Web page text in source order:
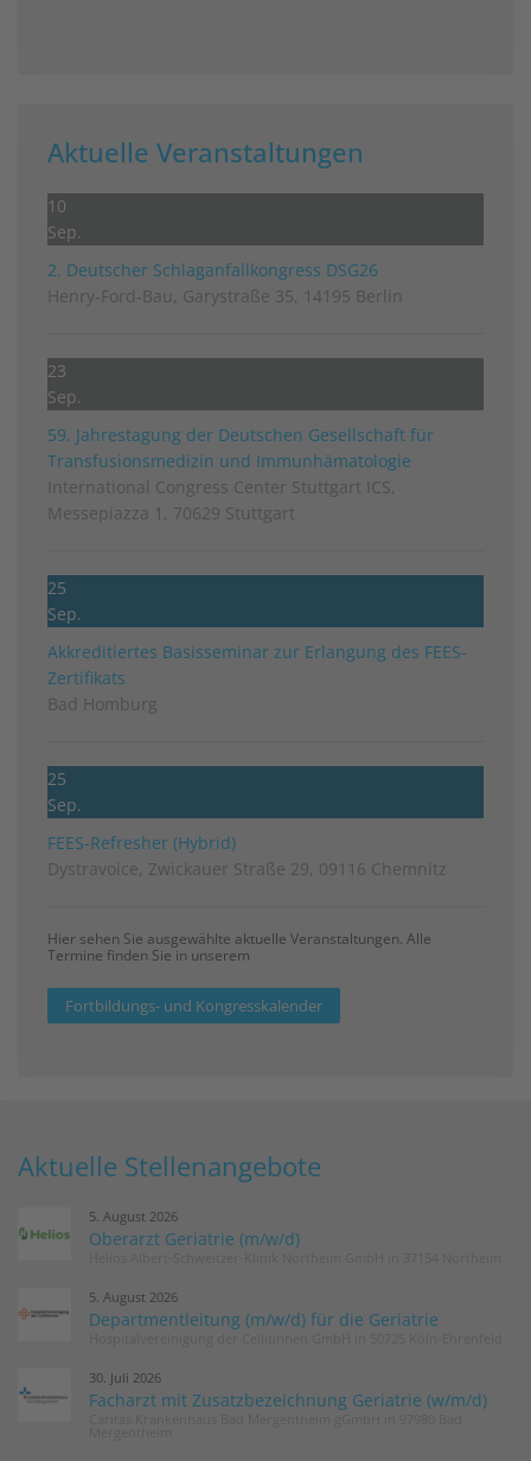
Aktuelle Veranstaltungen
10
Sep.
2. Deutscher Schlag­anfall­kongress DSG26
Henry-Ford-Bau, Garystraße 35, 14195 Berlin
23
Sep.
59. Jahrestagung der Deutschen Gesellschaft für
Transfusionsmedizin und Immunhämatologie
International Congress Center Stuttgart ICS,
Messepiazza 1, 70629 Stuttgart
25
Sep.
Akkreditiertes Basisseminar zur Erlangung des FEES-
Zertifikats
Bad Homburg
25
Sep.
FEES-Refresher (Hybrid)
Dystravoice, Zwickauer Straße 29, 09116 Chemnitz
Hier sehen Sie ausgewählte aktuelle Veranstaltungen. Alle
Termine finden Sie in unserem
Fortbildungs- und Kongresskalender
Aktuelle Stellenangebote
5. August 2026
Oberarzt Geriatrie (m/w/d)
5. August 2026
Departmentleitung (m/w/d) für die Geriatrie
30. Juli 2026
Facharzt mit Zusatzbezeichnung Geriatrie (w/m/d)